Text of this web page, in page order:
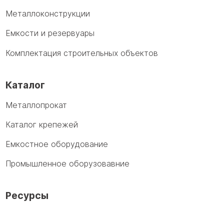
Металлоконструкции
Емкости и резервуары
Комплектация строительных объектов
Каталог
Металлопрокат
Каталог крепежей
Емкостное оборудование
Промышленное оборузовавние
Ресурсы